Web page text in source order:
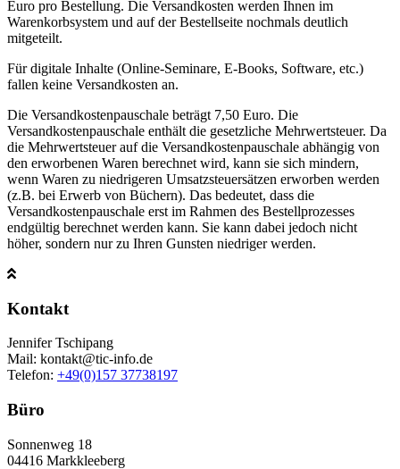
Euro pro Bestellung. Die Versandkosten werden Ihnen im
Warenkorbsystem und auf der Bestellseite nochmals deutlich
mitgeteilt.
Für digitale Inhalte (Online-Seminare, E-Books, Software, etc.)
fallen keine Versandkosten an.
Die Versandkostenpauschale beträgt 7,50 Euro. Die
Versandkostenpauschale enthält die gesetzliche Mehrwertsteuer. Da
die Mehrwertsteuer auf die Versandkostenpauschale abhängig von
den erworbenen Waren berechnet wird, kann sie sich mindern,
wenn Waren zu niedrigeren Umsatzsteuersätzen erworben werden
(z.B. bei Erwerb von Büchern). Das bedeutet, dass die
Versandkostenpauschale erst im Rahmen des Bestellprozesses
endgültig berechnet werden kann. Sie kann dabei jedoch nicht
höher, sondern nur zu Ihren Gunsten niedriger werden.
Kontakt
Jennifer Tschipang
Mail: kontakt@tic-info.de
Telefon: ‭ +49(0)157 37738197‬
Büro
Sonnenweg 18
04416 Markkleeberg